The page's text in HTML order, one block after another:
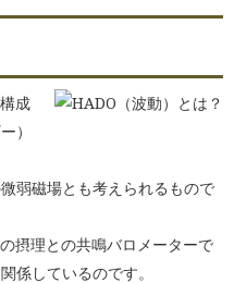
』を更新しました。
ム/連載編11月『Vol.283 11月
じ』を掲載しました。
ジオ番組2025.10.7放送分『笑い
/連載編10月『Vol.282 10月
ジオ番組2025.9.2放送分『運をミ
成
）
弱磁場とも考えられるもので
摂理との共鳴バロメーターで
係しているのです。